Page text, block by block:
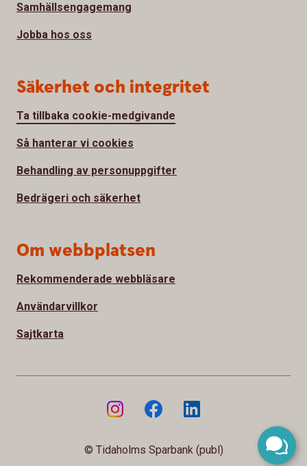
Samhällsengagemang
Jobba hos oss
Säkerhet och integritet
Ta tillbaka cookie-medgivande
Så hanterar vi cookies
Behandling av personuppgifter
Bedrägeri och säkerhet
Om webbplatsen
Rekommenderade webbläsare
Användarvillkor
Sajtkarta
© Tidaholms Sparbank (publ)